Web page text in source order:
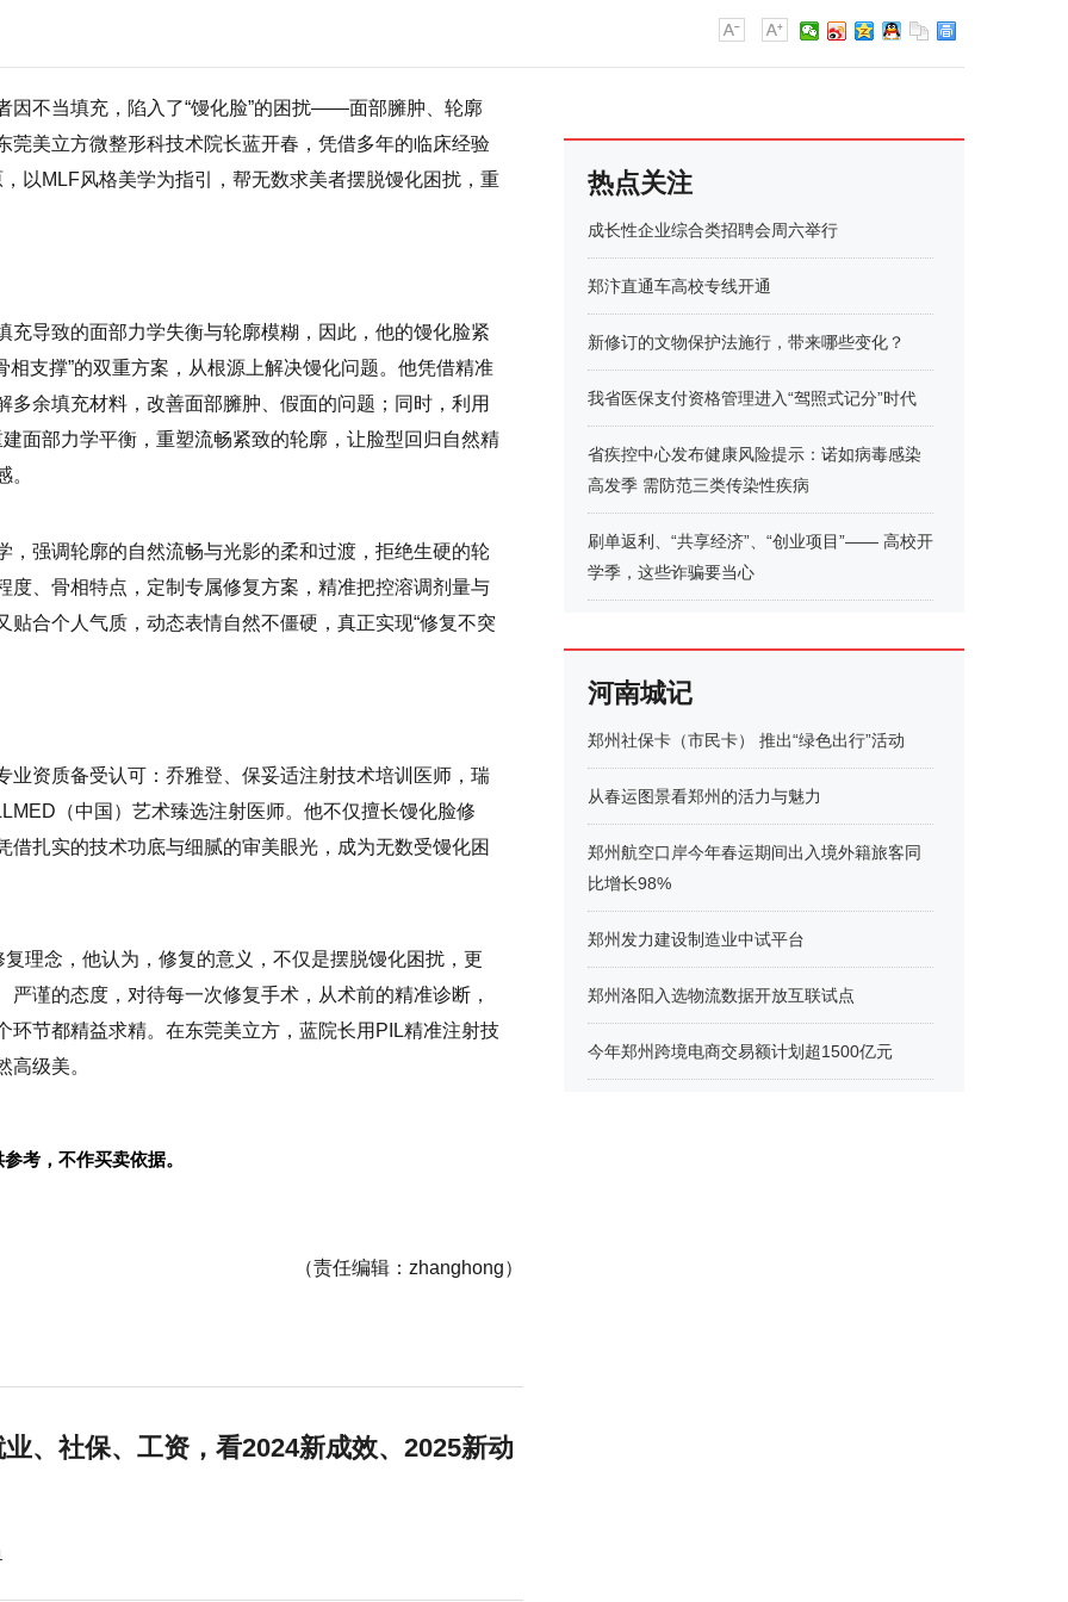
因不当填充，陷入了“馒化脸”的困扰——面部臃肿、轮廓
美立方微整形科技术院长蓝开春，凭借多年的临床经验
以MLF风格美学为指引，帮无数求美者摆脱馒化困扰，重
充导致的面部力学失衡与轮廓模糊，因此，他的馒化脸紧
支撑”的双重方案，从根源上解决馒化问题。他凭借精准
余填充材料，改善面部臃肿、假面的问题；同时，利用
面部力学平衡，重塑流畅紧致的轮廓，让脸型回归自然精
。
，强调轮廓的自然流畅与光影的柔和过渡，拒绝生硬的轮
、骨相特点，定制专属修复方案，精准把控溶调剂量与
合个人气质，动态表情自然不僵硬，真正实现“修复不突
业资质备受认可：乔雅登、保妥适注射技术培训医师，瑞
（中国）艺术臻选注射医师。他不仅擅长馒化脸修
扎实的技术功底与细腻的审美眼光，成为无数受馒化困
理念，他认为，修复的意义，不仅是摆脱馒化困扰，更
谨的态度，对待每一次修复手术，从术前的精准诊断，
节都精益求精。在东莞美立方，蓝院长用PIL精准注射技
级美。
考，不作买卖依据。
（责任编辑：zhanghong）
、社保、工资，看2024新成效、2025新动
热点关注
成长性企业综合类招聘会周六举行
郑汴直通车高校专线开通
新修订的文物保护法施行，带来哪些变化？
我省医保支付资格管理进入“驾照式记分”时代
省疾控中心发布健康风险提示：诺如病毒感染
高发季 需防范三类传染性疾病
刷单返利、“共享经济”、“创业项目”—— 高校开
学季，这些诈骗要当心
河南城记
郑州社保卡（市民卡） 推出“绿色出行”活动
从春运图景看郑州的活力与魅力
郑州航空口岸今年春运期间出入境外籍旅客同
比增长98%
郑州发力建设制造业中试平台
郑州洛阳入选物流数据开放互联试点
今年郑州跨境电商交易额计划超1500亿元